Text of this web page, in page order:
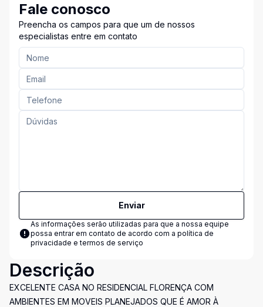
Fale conosco
Preencha os campos para que um de nossos
especialistas entre em contato
Enviar
As informações serão utilizadas para que a nossa equipe
possa entrar em contato de acordo com a política de
privacidade e termos de serviço
Descrição
EXCELENTE CASA NO RESIDENCIAL FLORENÇA COM
AMBIENTES EM MOVEIS PLANEJADOS QUE É AMOR À